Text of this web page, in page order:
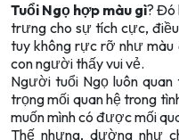
Tuổi Ngọ hợp màu gì? Đó
trưng cho sự tích cực,
tuy không rực rỡ như màu
con người thấy vui vẻ.
Người tuổi Ngọ luôn
trọng mối quan hệ trong
muốn mình có được mối
Thế nhưng, dường như